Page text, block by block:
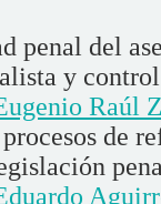
penal del
y
Raúl
de